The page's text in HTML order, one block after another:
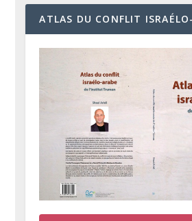
ATLAS DU CONFLIT